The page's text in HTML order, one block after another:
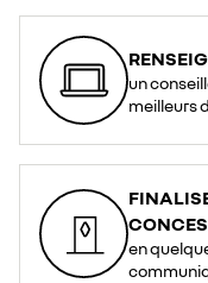
un
meilleurs
en